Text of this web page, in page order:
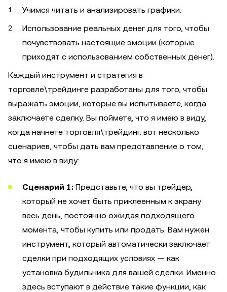
Учимся читать и анализировать графики.
Использование реальных денег для того, чтобы
почувствовать настоящие эмоции (которые
приходят с использованием собственных денег).
Каждый инструмент и стратегия в
торговле\трейдинге разработаны для того, чтобы
выражать эмоции, которые вы испытываете, когда
заключаете сделку. Вы поймете, что я имею в виду,
когда начнете торговля\трейдинг. вот несколько
сценариев, чтобы дать вам представление о том,
что я имею в виду:
Сценарий 1: Представьте, что вы трейдер,
который не хочет быть приклеенным к экрану
весь день, постоянно ожидая подходящего
момента, чтобы купить или продать. Вам нужен
инструмент, который автоматически заключает
сделки при подходящих условиях — как
установка будильника для вашей сделки. Именно
здесь вступают в действие такие функции, как